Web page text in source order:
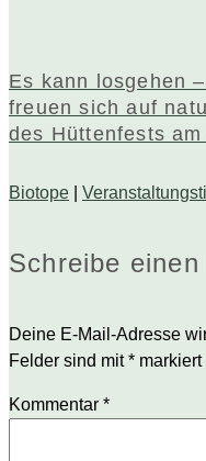
Es kann losgehen
freuen sich auf
des Hüttenfests
Biotope
Schreibe
Deine E-Mail-Adresse
Felder sind mit* markiert
Kommentar *